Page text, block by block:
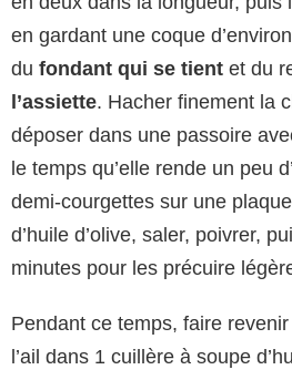
en gardant une coque
du fondant qui se tient et du
l’assiette. Hacher finement la
déposer dans une passoire
le temps qu’elle rende un peu
demi-courgettes sur une
d’huile d’olive, saler, poivrer,
minutes pour les précuire
Pendant ce temps, faire
l’ail dans 1 cuillère à soupe